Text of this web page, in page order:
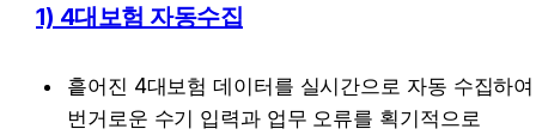
1) 4대보험 자동수집
흩어진 4대보험 데이터를 실시간으로 자동 수집하여
번거로운 수기 입력과 업무 오류를 획기적으로